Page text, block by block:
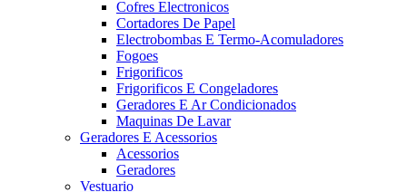
Cofres Electronicos
Cortadores De Papel
Electrobombas E Termo-Acomuladores
Fogoes
Frigorificos
Frigorificos E Congeladores
Geradores E Ar Condicionados
Maquinas De Lavar
Geradores E Acessorios
Acessorios
Geradores
Vestuario